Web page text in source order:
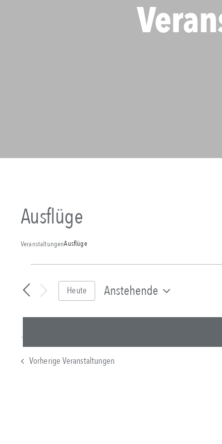
Ausflüge
VeranstaltungenAusflüge
Heute
Anstehende
wählen.
Vorherige Veranstaltungen